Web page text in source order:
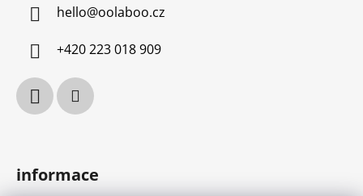
hello@oolaboo.cz
+420 223 018 909
informace